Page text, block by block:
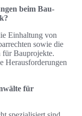
beim Bau-
Einhaltung von
sowie die
für Bauprojekte.
Herausforderungen
für